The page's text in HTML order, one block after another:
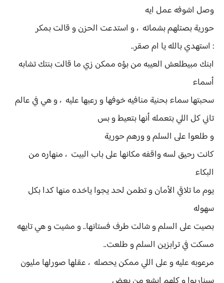
وصل اشوفه عمل ايه
حورية بصتلهم بشماته ، و استدعت الحزن و قالت بمكر
: استهدي بالله يا ام صقر..
ابنك مبيطلعش العيبه من بؤه ممكن زي ما قالت بنتك تشابه
أسماء
سحبتها سماء بحنية منافيه خوفها و رعبها عليه ، و هي في عالم
تاني كل اللي بتعمله أنها بتعيط و بس
و طلعوا على السلم و ورهم حورية
كانت رحيق لسه واقفه مكانها على باب البيت ، منهاره من
البكاء
يوم ما تلاقي الأمان و تطمن لحد يجوا ياخده منها كدا بكل
سهوله
بصيت على السلم و شالت طرف فستانها.. و مشيت و هي تايهه
مسكت في ترابزين السلم و طلعت..
مرعوبه عليه و على اللي ممكن يحصله ، عقلها صورلها مليون